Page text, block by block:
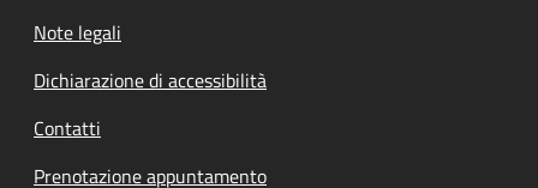
Note legali
Dichiarazione di accessibilità
Contatti
Prenotazione appuntamento